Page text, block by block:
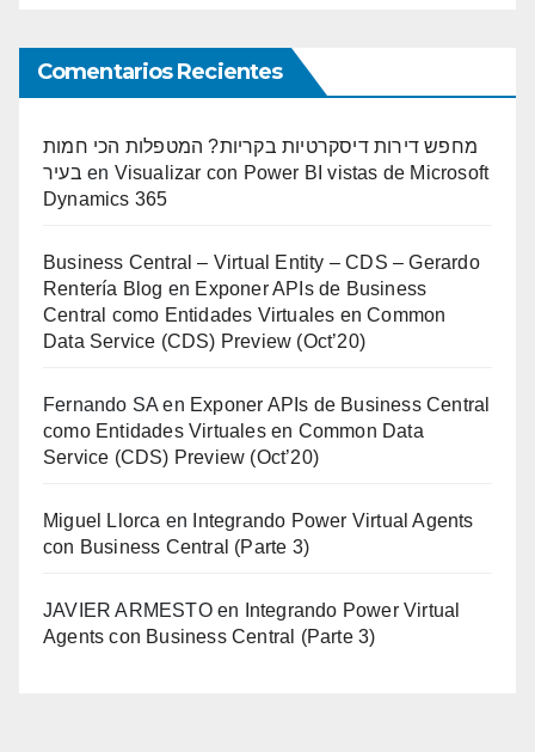
Comentarios Recientes
מחפש דירות דיסקרטיות בקריות? המטפלות הכי חמות
בעיר en Visualizar con Power BI vistas de Microsoft
Dynamics 365
Business Central – Virtual Entity – CDS – Gerardo
Rentería Blog en Exponer APIs de Business
Central como Entidades Virtuales en Common
Data Service (CDS) Preview (Oct’20)
Fernando SA en Exponer APIs de Business Central
como Entidades Virtuales en Common Data
Service (CDS) Preview (Oct’20)
Miguel Llorca en
Integrando Power Virtual Agents
con Business Central (Parte 3)
JAVIER ARMESTOen
Integrando Power Virtual
Agents con Business Central (Parte 3)